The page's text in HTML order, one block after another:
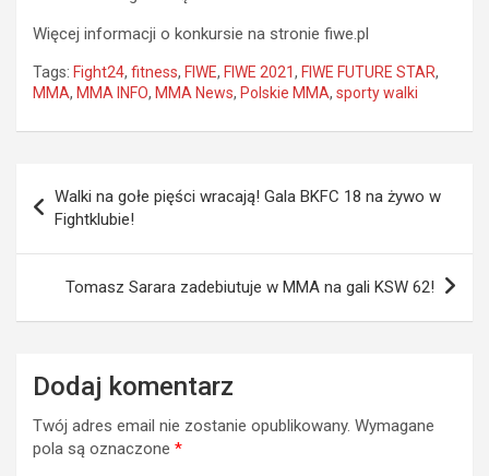
Więcej informacji o konkursie na stronie fiwe.pl
Tags: Fight24, fitness, FIWE, FIWE 2021, FIWE FUTURE STAR,
MMA, MMA INFO, MMA News, Polskie MMA, sporty walki
wpisu
Walki na gołe pięści wracają! Gala BKFC 18 na żywo w
Fightklubie!
Tomasz Sarara zadebiutuje w MMA na gali KSW 62!
Dodaj komentarz
Twój adres email nie zostanie opublikowany. Wymagane
pola są oznaczone *